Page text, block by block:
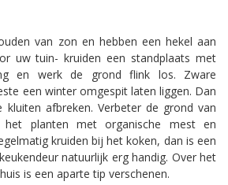
van zon en hebben een hekel aan
uw tuin- kruiden een standplaats met
en werk de grond flink los. Zware
een winter omgespit laten liggen. Dan
afbreken. Verbeter de grond van
planten met organische mest en
kruiden bij het koken, dan is een
natuurlijk erg handig. Over het
is een aparte tip verschenen.